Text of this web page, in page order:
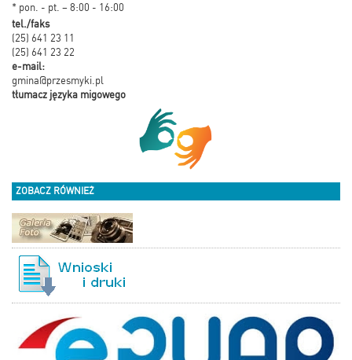
* pon. - pt. – 8:00 - 16:00
tel./faks
(25) 641 23 11
(25) 641 23 22
e-mail:
gmina@przesmyki.pl
tłumacz języka migowego
ZOBACZ RÓWNIEŻ